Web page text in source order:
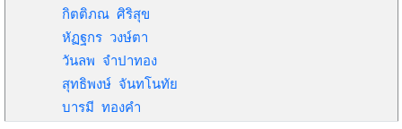
กิตติภณ ศิริสุข
หัฏฐกร วงษ์ตา
วันลพ จำปาทอง
สุทธิพงษ์ จันทโนทัย
บารมี ทองคำ